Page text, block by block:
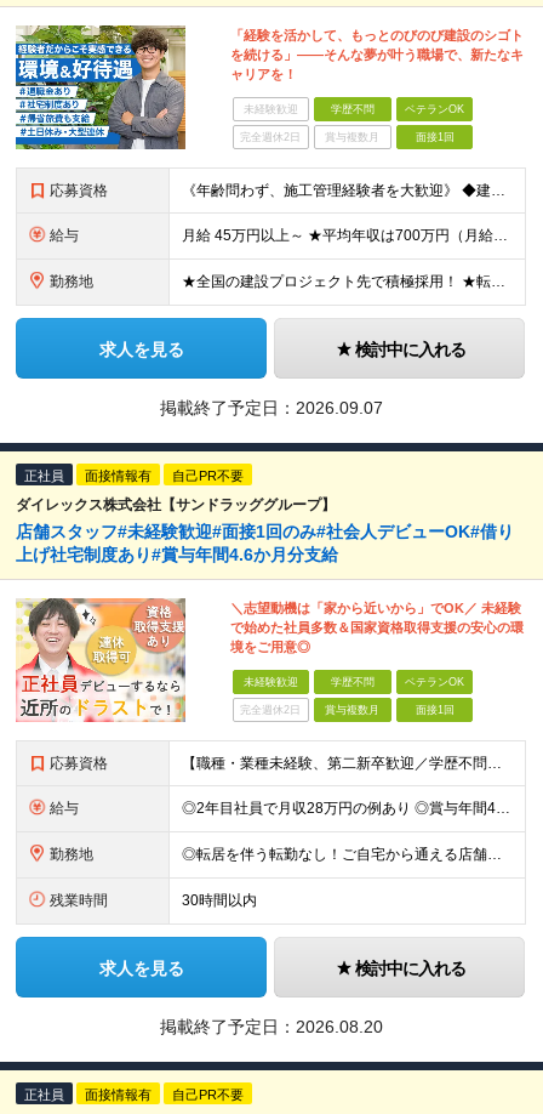
「経験を活かして、もっとのびのび建設のシゴト
を続ける」――そんな夢が叶う職場で、新たなキ
ャリアを！
未経験歓迎 学歴不問 ベテランOK
完全週休2日 賞与複数月 面接1回
応募資格 《年齢問わず、施工管理経験者を大歓迎》 ◆建設業界で技術系の実務経験があればOK ★経験に応じて、月給50万円以上、平均年収700万円以上も可能です 《応募条件》 ◆建設業界で技術系職種（施工管理や
給与 月給 45万円以上～ ★平均年収は700万円（月給50万円） ◎残業手当は、全額別途支給します。 ◎年齢・経験・能力などを考慮の上、決定します。 ◎試用期間3ヶ月あり。その間の待遇に変動はありません
勤務地 ★全国の建設プロジェクト先で積極採用！ ★転居を伴う転勤なし ★配属先は希望を最大限考慮します ★I・Uターン支援・寮あり ★案件によりマイカー通勤OK ＝拠点一覧＝ ◆本社／東京都港区東新橋2丁目
求人を見る 検討中に入れる
掲載終了予定日： 2026.09.07
正社員 面接情報有 自己PR不要
ダイレックス株式会社【サンドラッググループ】
店舗スタッフ#未経験歓迎#面接1回のみ#社会人デビューOK#借り
上げ社宅制度あり#賞与年間4.6か月分支給
＼志望動機は「家から近いから」でOK／ 未経験
で始めた社員多数＆国家資格取得支援の安心の環
境をご用意◎
未経験歓迎 学歴不問 ベテランOK
完全週休2日 賞与複数月 面接1回
応募資格 【職種・業種未経験、第二新卒歓迎／学歴不問】 ◎社会人デビューの方も大歓迎！ ≪こんな方にピッタリ≫ □ 家の近くでまずは正社員として一歩を踏み出したい □ 安定した上場グループ企業で長く働きたい
給与 ◎2年目社員で月収28万円の例あり ◎賞与年間4.6か月分支給あり（昨年度実績） ◎借り上げ社宅制度や従業員購買制度など生活にうれしい制度完備 月給17万3200円～33万6500円＋各種手当＋賞与
勤務地 ◎転居を伴う転勤なし！ご自宅から通える店舗への配属です。 ◎車・バイク・自転車通勤OK！（ガソリン代支給(規定あり)／駐車場完備） 【全国各地の『ダイレックス』各店舗】 ※関東エリア、九州エリア、中
残業時間 30時間以内
求人を見る 検討中に入れる
掲載終了予定日： 2026.08.20
正社員 面接情報有 自己PR不要